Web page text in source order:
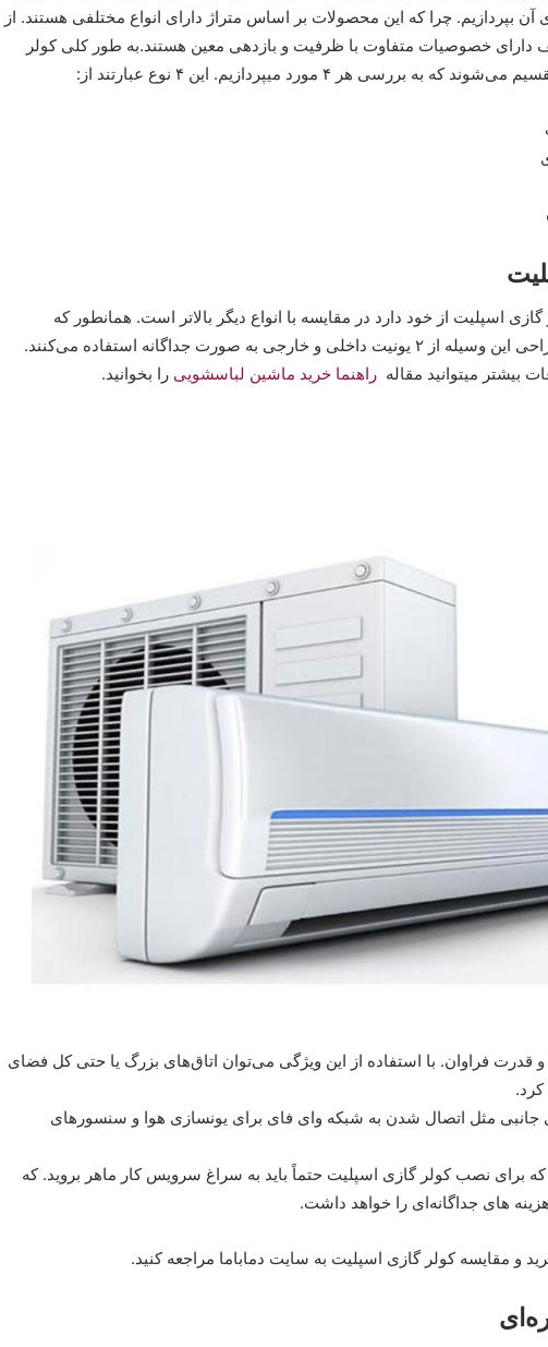
بپردازیم. چرا که این محصولات بر اساس متراژ دارای انواع مختلفی هستند. از
خصوصیات متفاوت با ظرفیت و بازدهی معین هستند.به طور کلی کولر
اسپلیت از خود دارد در مقایسه با انواع دیگر بالاتر است. همانطور که
ملاحظه می‌کنید در طراحی این وسیله از ۲ یونیت داخلی و خارجی به صورت جداگانه استفاده می‌کنند.
بیشتر میتوانید مقالهراهنما خرید ماشین لباسشویی را بخوانید.
و قدرت فراوان. با استفاده از این ویژگی می‌توان اتاق‌های بزرگ یا حتی کل فضای
جانبی مثل اتصال شدن به شبکه وای فای برای یونسازی هوا و سنسور‌های
که برای نصب کولر گازی اسپلیت حتماً باید به سراغ سرویس کار ماهر بروید. که
های جداگانه‌ای را خواهد داشت.
و مقایسه کولر گازی اسپلیت به سایت دماباما مراجعه کنید.